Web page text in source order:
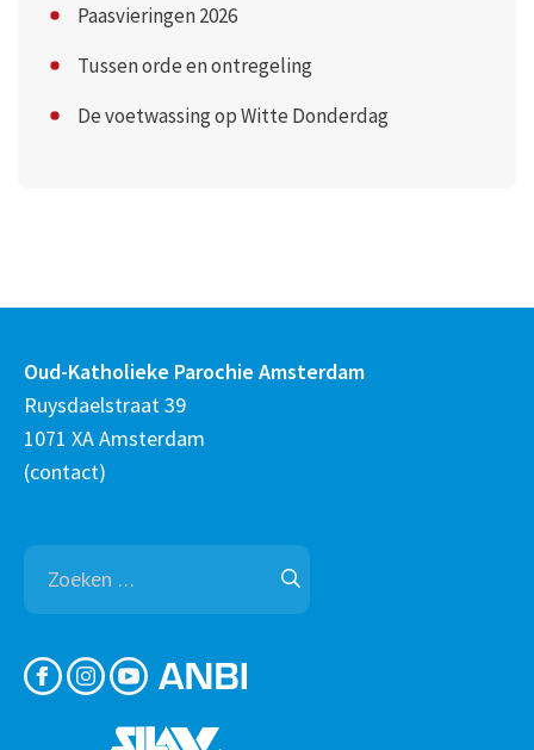
Paasvieringen 2026
Tussen orde en ontregeling
De voetwassing op Witte Donderdag
Oud-Katholieke Parochie Amsterdam
Ruysdaelstraat 39
1071 XA Amsterdam
(contact)
Zoeken
naar: